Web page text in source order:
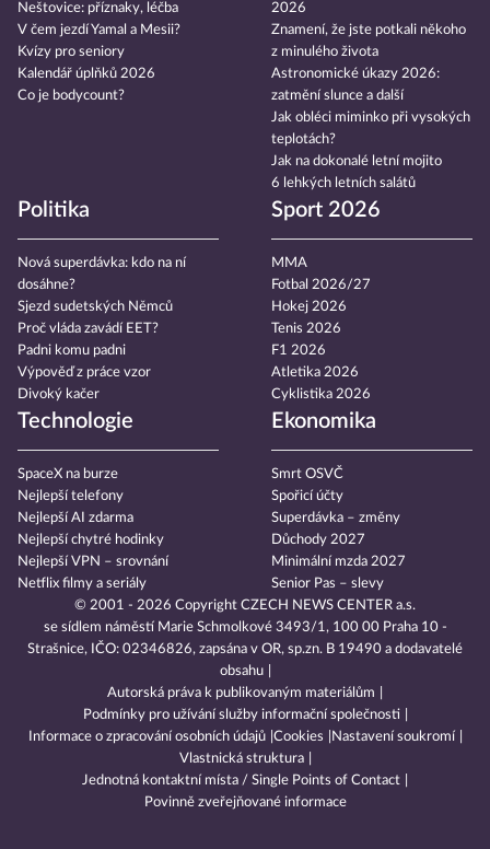
Neštovice: příznaky, léčba
V čem jezdí Yamal a Mesii?
Kvízy pro seniory
Kalendář úplňků 2026
Co je bodycount?
2026
Znamení, že jste potkali někoho
z minulého života
Astronomické úkazy 2026:
zatmění slunce a další
Jak obléci miminko při vysokých
teplotách?
Jak na dokonalé letní mojito
6 lehkých letních salátů
Politika
Nová superdávka: kdo na ní
dosáhne?
Sjezd sudetských Němců
Proč vláda zavádí EET?
Padni komu padni
Výpověď z práce vzor
Divoký kačer
Sport 2026
MMA
Fotbal 2026/27
Hokej 2026
Tenis 2026
F1 2026
Atletika 2026
Cyklistika 2026
Technologie
SpaceX na burze
Nejlepší telefony
Nejlepší AI zdarma
Nejlepší chytré hodinky
Nejlepší VPN – srovnání
Netflix filmy a seriály
Ekonomika
Smrt OSVČ
Spořicí účty
Superdávka – změny
Důchody 2027
Minimální mzda 2027
Senior Pas – slevy
© 2001 - 2026 Copyright CZECH NEWS CENTER a.s.
se sídlem náměstí Marie Schmolkové 3493/1, 100 00 Praha 10 -
Strašnice, IČO: 02346826, zapsána v OR, sp.zn. B 19490 a dodavatelé
obsahu
Autorská práva k publikovaným materiálům
Podmínky pro užívání služby informační společnosti
Informace o zpracování osobních údajů Cookies
Nastavení soukromí
Vlastnická struktura
Jednotná kontaktní místa / Single Points of Contact
Povinně zveřejňované informace